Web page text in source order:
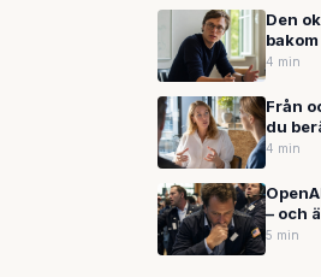
Den
4 min
Från
du
4 min
– och
5 min